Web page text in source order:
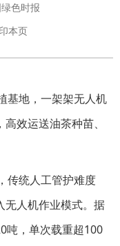
色时报
本页
基地，一架架无人机
效运送油茶种苗、
传统人工管护难度
无人机作业模式。据
吨，单次载重超100